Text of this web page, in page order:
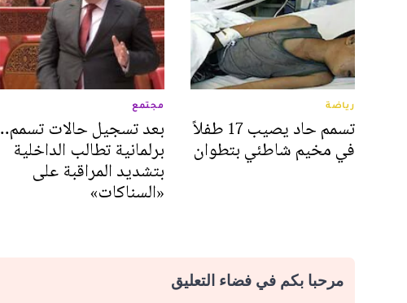
رياضة
تسمم حاد يصيب 17 طفلاً
في مخيم شاطئي بتطوان
مجتمع
بعد تسجيل حالات تسمم..
برلمانية تطالب الداخلية
بتشديد المراقبة على
«السناكات»
مرحبا بكم في فضاء التعليق